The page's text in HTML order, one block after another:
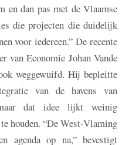
en dan pas met de Vlaamse
die projecten die duidelijk
voor iedereen.” De recente
van Economie Johan Vande
weggewuifd. Hij bepleitte
van de havens van
dat idee lijkt weinig
houden. “De West-Vlaming
agenda op na,” bevestigt